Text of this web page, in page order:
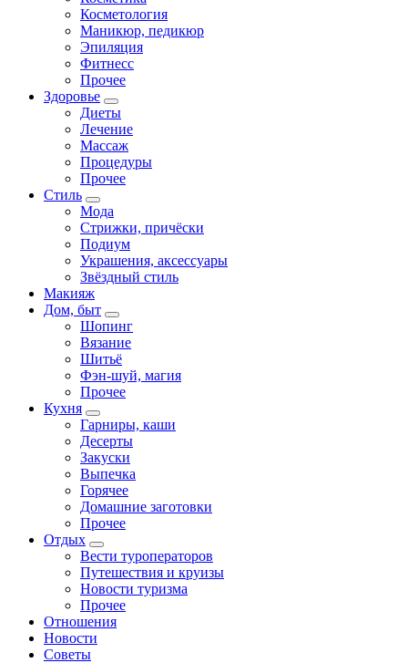
Косметология
Маникюр, педикюр
Эпиляция
Фитнесс
Прочее
Здоровье
Диеты
Лечение
Массаж
Процедуры
Прочее
Стиль
Мода
Стрижки, причёски
Подиум
Украшения, аксессуары
Звёздный стиль
Макияж
Дом, быт
Шопинг
Вязание
Шитьё
Фэн-шуй, магия
Прочее
Кухня
Гарниры, каши
Десерты
Закуски
Выпечка
Горячее
Домашние заготовки
Прочее
Отдых
Вести туроператоров
Путешествия и круизы
Новости туризма
Прочее
Отношения
Новости
Советы